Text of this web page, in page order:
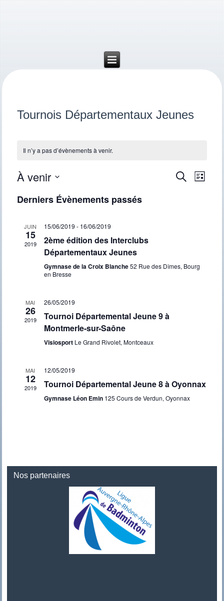
Tournois Départementaux Jeunes
Il n’y a pas d’évènements à venir.
Recherche
Recherche
de
Liste
À venir
une
date.
Derniers Évènements passés
JUIN
15
2019
15/06/2019 - 16/06/2019
2ème édition des Interclubs
Départementaux Jeunes
Gymnase de la Croix Blanche52 Rue des Dîmes, Bourg
en Bresse
MAI
26
2019
26/05/2019
Tournoi Départemental Jeune 9 à
Montmerle-sur-Saône
Visiosport Le Grand Rivolet, Montceaux
MAI
12
2019
12/05/2019
Tournoi Départemental Jeune 8 à Oyonnax
Gymnase Léon Emin 125 Cours de Verdun, Oyonnax
Nos partenaires